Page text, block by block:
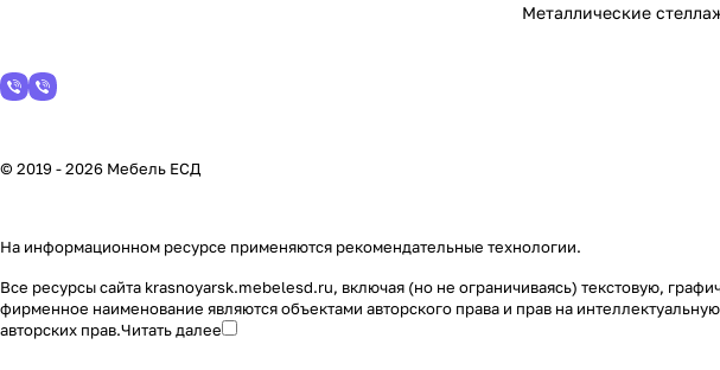
Металлические
© 2019 - 2026 Мебель ЕСД
На информационном ресурсе применяются рекомендательные технологии.
Все ресурсы сайта krasnoyarsk.mebelesd.ru, включая (но не ограничиваясь) текстовую,
фирменное наименование являются объектами авторского права и прав на
авторских прав.Читать далее